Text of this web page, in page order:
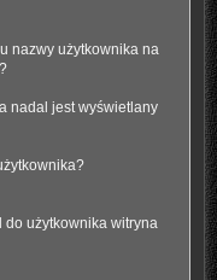
nazwy użytkownika na
nadal jest wyświetlany
do użytkownika witryna